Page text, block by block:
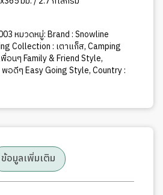
หมวดหมู่:Brand : Snowline
Collection : เตาแก็ส,Camping
อนๆ Family & Friend Style,
อดีๆ Easy Going Style,Country :
ข้อมูลเพิ่มเติม